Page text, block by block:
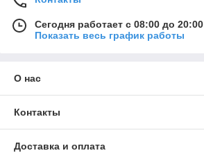
Сегодня работает с 08:00 до 20:00
Показать весь график работы
О нас
Контакты
Доставка и оплата